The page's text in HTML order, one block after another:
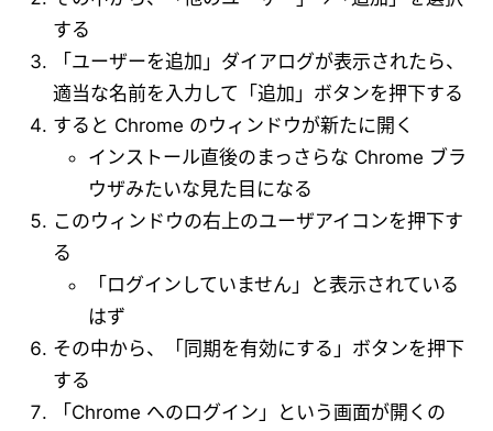
する
「ユーザーを追加」ダイアログが表示されたら、
適当な名前を入力して「追加」ボタンを押下する
すると Chrome のウィンドウが新たに開く
インストール直後のまっさらな Chrome ブラ
ウザみたいな見た目になる
このウィンドウの右上のユーザアイコンを押下す
る
「ログインしていません」と表示されている
はず
その中から、「同期を有効にする」ボタンを押下
する
「Chrome へのログイン」という画面が開くの